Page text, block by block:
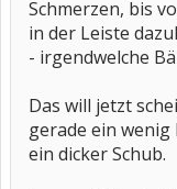
Schmerzen, bis
in der Leiste
- irgendwelche
Das will jetzt
gerade ein
ein dicker Schub.